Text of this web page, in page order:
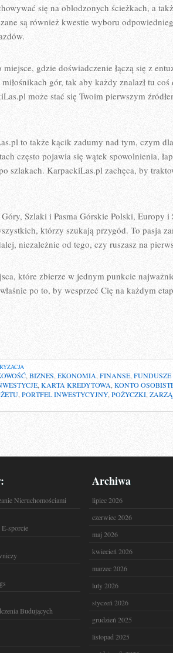
się na oblodzonych ścieżkach, a
są również kwestie wyboru
gdzie doświadczenie łączą się z
miłośnikach gór, tak aby każdy znalazł tu
może stać się Twoim pierwszym
to także kącik zadumy nad tym, czym
często pojawia się wątek spowolnienia,
szlakach. KarpackiLas.pl zachęca, by
Szlaki i Pasma Górskie Polski, Europy
którzy szukają przygód. To pasja
niezależnie od tego, czy ruszasz na
które zbierze w jednym punkcie
po to, by wesprzeć Cię na każdym
BIZNES EKONOMIA FINANSE
KARTA KREDYTOWA KONTO
PORTFEL INWESTYCYJNY, POŻYCZKI
Nieruchomościami
sporcie
Budujących
Archiwa
lipiec 2026
czerwiec 2026
maj 2026
kwiecień 2026
marzec 2026
luty 2026
styczeń 2026
grudzień 2025
listopad 2025